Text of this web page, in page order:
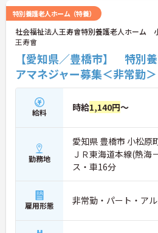
特別養護老人ホーム（特養）
社会福祉法人王寿會特別養護老人ホーム
王寿會
【愛知県／豊橋市】 特別
アマネジャー募集＜非常勤＞
給料 時給1,140円～
勤務地
愛知県 豊橋市 小松原
ＪＲ東海道本線(熱海
ス・車16分
雇用形態 非常勤・パート・ア